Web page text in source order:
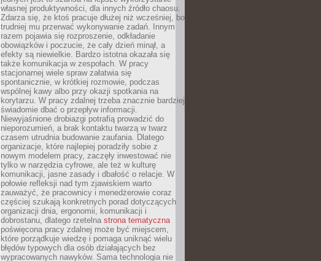
własnej produktywności, dla innych źródło chaosu.
Zdarza się, że ktoś pracuje dłużej niż wcześniej, bo
trudniej mu przerwać wykonywanie zadań. Innym
razem pojawia się rozproszenie, odkładanie
obowiązków i poczucie, że cały dzień minął, a
efekty są niewielkie. Bardzo istotna okazała się
także komunikacja w zespołach. W pracy
stacjonarnej wiele spraw załatwia się
spontanicznie, w krótkiej rozmowie, podczas
wspólnej kawy albo przy okazji spotkania na
korytarzu. W pracy zdalnej trzeba znacznie bardziej
świadomie dbać o przepływ informacji.
Niewyjaśnione drobiazgi potrafią prowadzić do
nieporozumień, a brak kontaktu twarzą w twarz
czasem utrudnia budowanie zaufania. Dlatego
organizacje, które najlepiej poradziły sobie z
nowym modelem pracy, zaczęły inwestować nie
tylko w narzędzia cyfrowe, ale też w kulturę
komunikacji, jasne zasady i dbałość o relacje. W
połowie refleksji nad tym zjawiskiem warto
zauważyć, że pracownicy i menedżerowie coraz
częściej szukają konkretnych porad dotyczących
organizacji dnia, ergonomii, komunikacji i
dobrostanu, dlatego rzetelna strona tematyczna
poświęcona pracy zdalnej może być miejscem,
które porządkuje wiedzę i pomaga uniknąć wielu
błędów typowych dla osób działających bez
wypracowanych nawyków. Sama technologia nie